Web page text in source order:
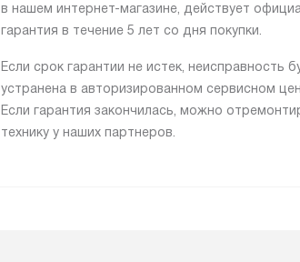
в нашем интернет-магазине, действует
гарантия в течение 5 лет со дня покупки.
Если срок гарантии не истек, неисправность
устранена в авторизированном сервисном
Если гарантия закончилась, можно
технику у наших партнеров.